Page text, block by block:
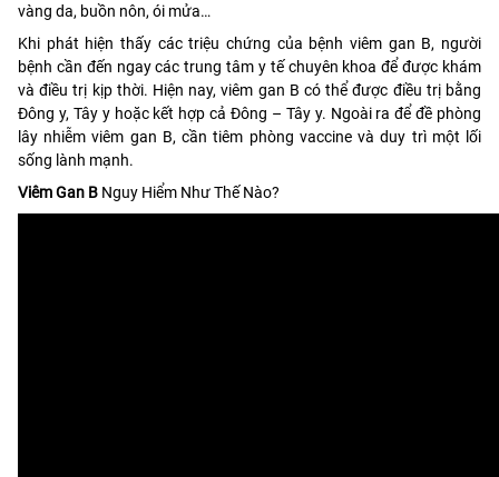
vàng da, buồn nôn, ói mửa…
Khi phát hiện thấy các triệu chứng của bệnh viêm gan B, người
bệnh cần đến ngay các trung tâm y tế chuyên khoa để được khám
và điều trị kịp thời. Hiện nay, viêm gan B có thể được điều trị bằng
Đông y, Tây y hoặc kết hợp cả Đông – Tây y. Ngoài ra để đề phòng
lây nhiễm viêm gan B, cần tiêm phòng vaccine và duy trì một lối
sống lành mạnh.
Viêm Gan B Nguy Hiểm Như Thế Nào?